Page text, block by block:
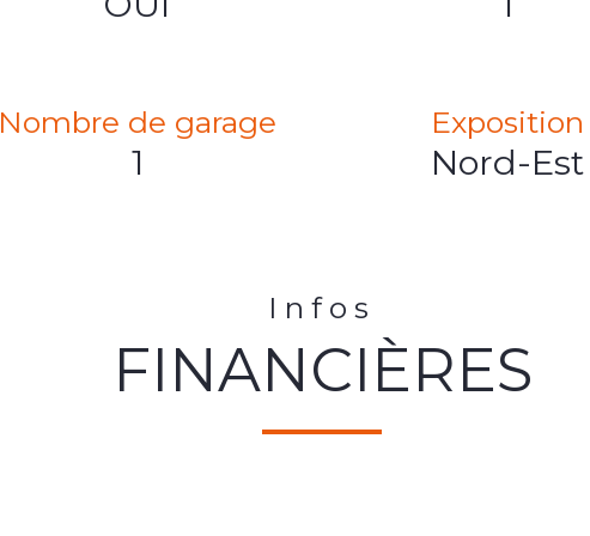
Nombre de garage
1
Exposition
Nord-Est
Infos
FINANCIÈRES